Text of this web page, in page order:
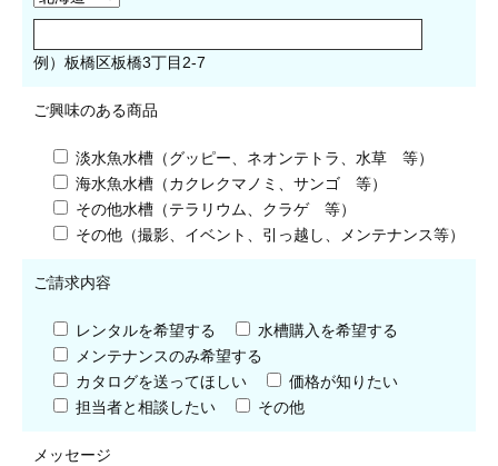
例）板橋区板橋3丁目2-7
ご興味のある商品
淡水魚水槽（グッピー、ネオンテトラ、水草 等）
海水魚水槽（カクレクマノミ、サンゴ 等）
その他水槽（テラリウム、クラゲ 等）
その他（撮影、イベント、引っ越し、メンテナンス等）
ご請求内容
レンタルを希望する
水槽購入を希望する
メンテナンスのみ希望する
カタログを送ってほしい
価格が知りたい
担当者と相談したい
その他
メッセージ